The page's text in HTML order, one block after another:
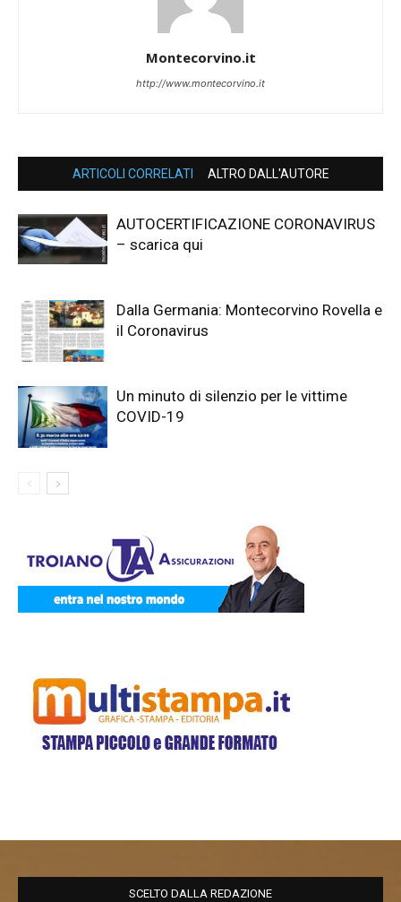
Montecorvino.it
http://www.montecorvino.it
ARTICOLI CORRELATI ALTRO DALL'AUTORE
AUTOCERTIFICAZIONE CORONAVIRUS
– scarica qui
Dalla Germania: Montecorvino Rovella e
il Coronavirus
Un minuto di silenzio per le vittime
COVID-19
SCELTO DALLA REDAZIONE